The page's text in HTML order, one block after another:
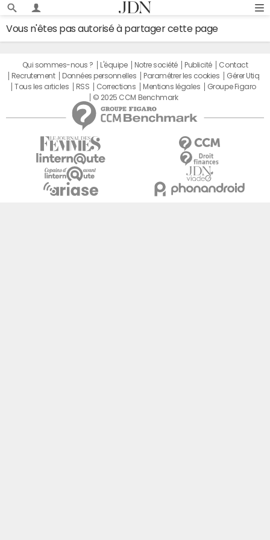
Vous n'êtes pas autorisé à partager cette page
Qui sommes-nous ? L'équipe Notre société Publicité
Contact
Recrutement
Données personnelles Paramétrer les cookies
Gérer Utiq
Tous les articles
RSS Corrections Mentions légales
Groupe Figaro
© 2025 CCM Benchmark